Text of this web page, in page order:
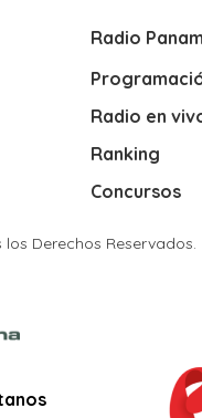
Radio
Radio en
Ranking
Concursos
los Derechos Reservados.